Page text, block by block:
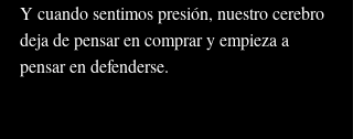
Y cuando sentimos presión, nuestro cerebro
deja de pensar en comprar y empieza a
pensar en defenderse.